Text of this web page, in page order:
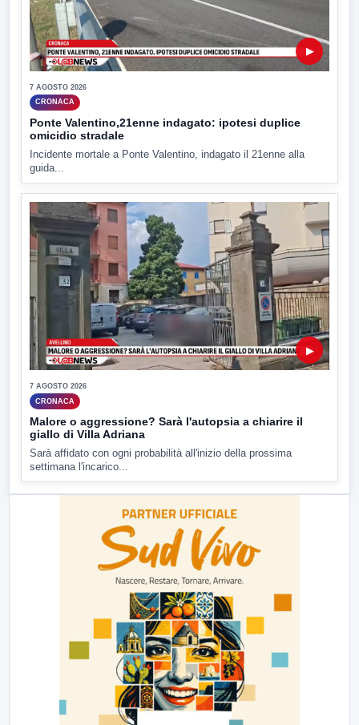
▶
7 AGOSTO 2026
CRONACA
Ponte Valentino,21enne indagato: ipotesi duplice
omicidio stradale
Incidente mortale a Ponte Valentino, indagato il 21enne alla
guida...
▶
7 AGOSTO 2026
CRONACA
Malore o aggressione? Sarà l'autopsia a chiarire il
giallo di Villa Adriana
Sarà affidato con ogni probabilità all'inizio della prossima
settimana l'incarico...